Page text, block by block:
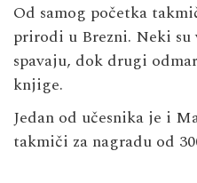
Od samog početka
prirodi u Brezni. Neki
spavaju, dok drugi
knjige.
Jedan od učesnika je i
takmiči za nagradu od